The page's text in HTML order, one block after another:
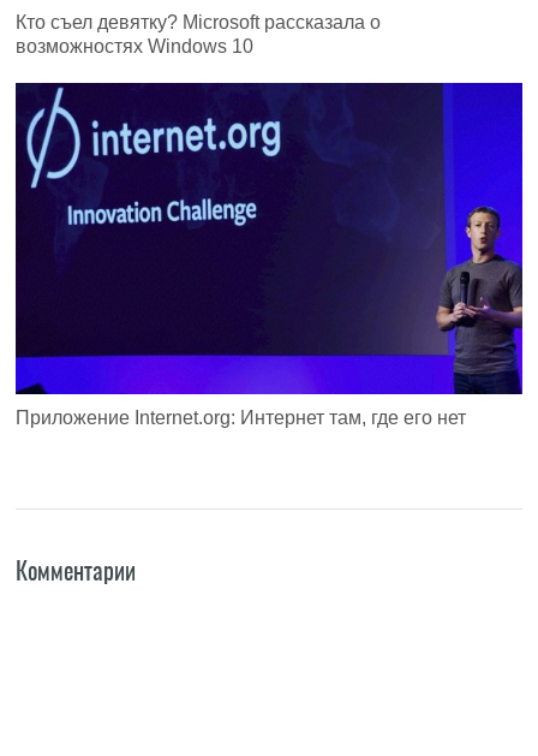
Кто съел девятку? Microsoft рассказала о
возможностях Windows 10
Приложение Internet.org: Интернет там, где его нет
Комментарии